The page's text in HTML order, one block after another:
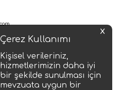
X
Çerez Kullanımı
Kişisel verileriniz,
hizmetlerimizin daha iyi
bir şekilde sunulması için
mevzuata uygun bir